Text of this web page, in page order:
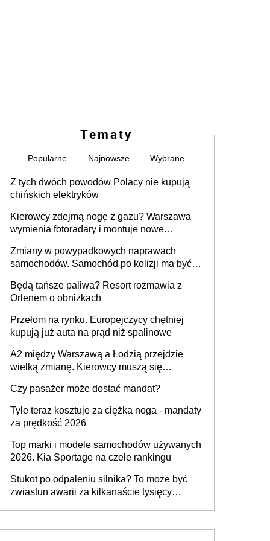
Tematy
Popularne Najnowsze Wybrane
Z tych dwóch powodów Polacy nie kupują
chińskich elektryków
Kierowcy zdejmą nogę z gazu? Warszawa
wymienia fotoradary i montuje nowe
Zmiany w powypadkowych naprawach
samochodów. Samochód po kolizji ma być
technologią producenta
Będą tańsze paliwa? Resort rozmawia z
Orlenem o obniżkach
Przełom na rynku. Europejczycy chętniej
kupują już auta na prąd niż spalinowe
A2 między Warszawą a Łodzią przejdzie
wielką zmianę. Kierowcy muszą się
Czy pasażer może dostać mandat?
Tyle teraz kosztuje za ciężka noga - mandaty
za prędkość 2026
Top marki i modele samochodów używanych
2026. Kia Sportage na czele rankingu
Stukot po odpaleniu silnika? To może być
zwiastun awarii za kilkanaście tysięcy